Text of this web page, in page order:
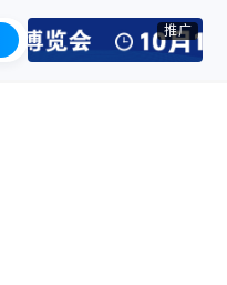
推广